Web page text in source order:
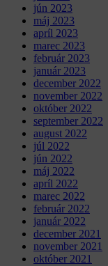
jún 2023
máj 2023
apríl 2023
marec 2023
február 2023
január 2023
december 2022
november 2022
október 2022
september 2022
august 2022
júl 2022
jún 2022
máj 2022
apríl 2022
marec 2022
február 2022
január 2022
december 2021
november 2021
október 2021